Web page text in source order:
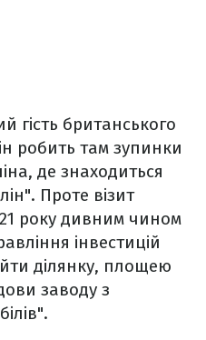
гість британського
робить там зупинки
де знаходиться
Проте візит
року дивним чином
інвестицій
ділянку, площею
заводу з